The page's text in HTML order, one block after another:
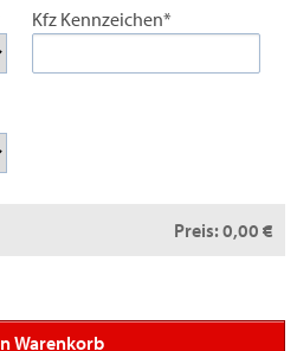
Kfz Kennzeichen*
Preis:0,00 €